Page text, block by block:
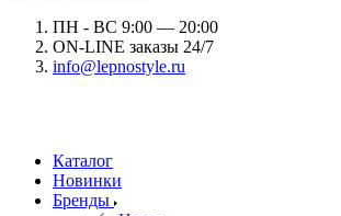
ПН - ВС 9:00 — 20:00
ON-LINE заказы 24/7
info@lepnostyle.ru
Каталог
Новинки
Бренды